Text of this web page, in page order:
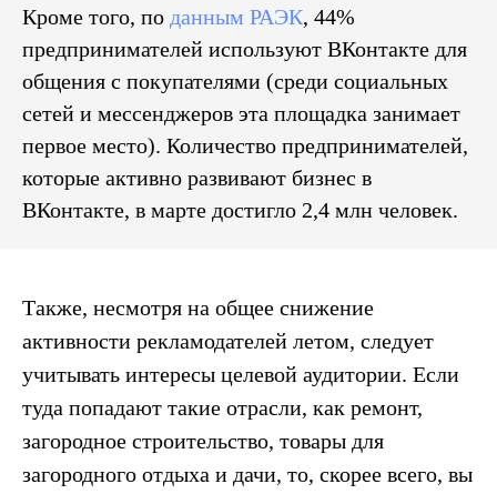
Кроме того, по данным РАЭК, 44%
предпринимателей используют ВКонтакте для
общения с покупателями (среди социальных
сетей и мессенджеров эта площадка занимает
первое место). Количество предпринимателей,
которые активно развивают бизнес в
ВКонтакте, в марте достигло 2,4 млн человек.
Также, несмотря на общее снижение
активности рекламодателей летом, следует
учитывать интересы целевой аудитории. Если
туда попадают такие отрасли, как ремонт,
загородное строительство, товары для
загородного отдыха и дачи, то, скорее всего, вы